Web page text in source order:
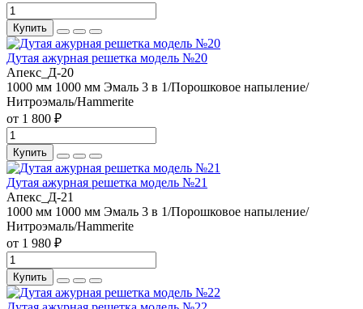
Купить
Дутая ажурная решетка модель №20
Апекс_Д-20
1000 мм 1000 мм Эмаль 3 в 1/Порошковое напыление/
Нитроэмаль/Hammerite
от 1 800 ₽
Купить
Дутая ажурная решетка модель №21
Апекс_Д-21
1000 мм 1000 мм Эмаль 3 в 1/Порошковое напыление/
Нитроэмаль/Hammerite
от 1 980 ₽
Купить